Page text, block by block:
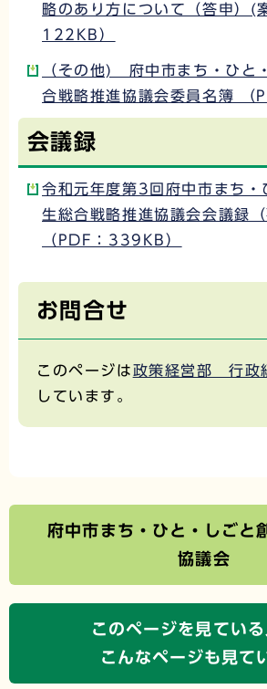
略のあり方について（答申）(
122KB）
（その他) 府中市まち・ひと
合戦略推進協議会委員名簿 （
会議録
令和元年度第3回府中市まち・
生総合戦略推進協議会会議録（
（PDF：339KB）
お問合せ
このページは政策経営部 行政
しています。
府中市まち・ひと・しごと
協議会
このページを見ている
こんなページも見て